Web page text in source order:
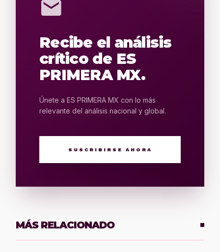
mail
Recibe el análisis
crítico de ES
PRIMERA MX.
Únete a ES PRIMERA MX con lo más
relevante del análisis nacional y global.
SUSCRIBIRSE AHORA
MÁS RELACIONADO